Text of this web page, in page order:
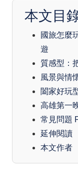
本文目
國旅怎麼
遊
質感型：
風景與情
闔家好玩
高雄第一
常見問題
延伸閱讀
本文作者